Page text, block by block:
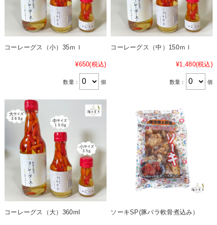
コーレーグス（小）35ｍｌ
¥650(税込)
数量： 個
コーレーグス（中）150ｍｌ
¥1,480(税込)
数量： 個
コーレーグス（大）360ml ソーキSP(豚バラ軟骨煮込み）